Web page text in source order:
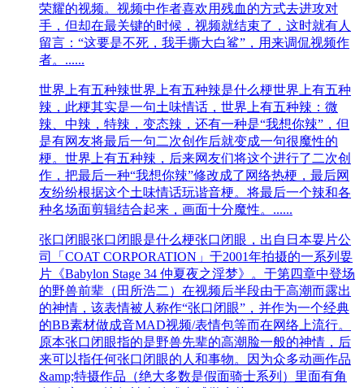
荣耀的视频。视频中作者喜欢用残血的方式去进攻对
手，但却在最关键的时候，视频就结束了，这时就有人
留言：“这要是不死，我手撕大白鲨”，用来调侃视频作
者。......
世界上有五种辣世界上有五种辣是什么梗世界上有五种
辣，此梗其实是一句土味情话，世界上有五种辣：微
辣、中辣，特辣，变态辣，还有一种是“我想你辣”，但
是有网友将最后一句二次创作后就变成一句很魔性的
梗。世界上有五种辣，后来网友们将这个进行了二次创
作，把最后一种“我想你辣”修改成了网络热梗，最后网
友纷纷根据这个土味情话玩谐音梗。将最后一个辣和各
种名场面剪辑结合起来，画面十分魔性。......
张口闭眼张口闭眼是什么梗张口闭眼，出自日本㚻片公
司「COAT CORPORATION」于2001年拍摄的一系列㚻
片《Babylon Stage 34 仲夏夜之淫梦》。于第四章中登场
的野兽前辈（田所浩二）在视频后半段由于高潮而露出
的神情，该表情被人称作“张口闭眼”，并作为一个经典
的BB素材做成音MAD视频/表情包等而在网络上流行。
原本张口闭眼指的是野兽先辈的高潮脸一般的神情，后
来可以指任何张口闭眼的人和事物。因为众多动画作品
&amp;特摄作品（绝大多数是假面骑士系列）里面有角